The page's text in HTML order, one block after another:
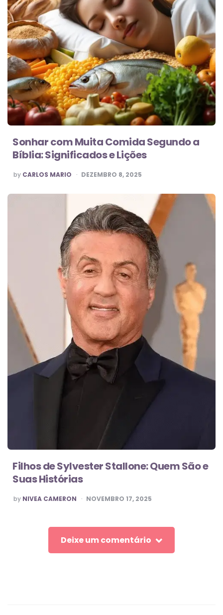
Sonhar com Muita Comida Segundo a
Bíblia: Significados e Lições
POSTED
BY
by CARLOS MARIO DEZEMBRO 8, 2025
Filhos de Sylvester Stallone: Quem São e
Suas Histórias
POSTED
BY
by NIVEA CAMERON NOVEMBRO 17, 2025
Deixe um comentário